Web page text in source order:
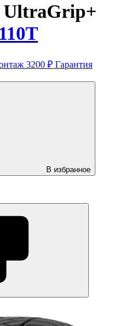
110T
3200 ₽ Гарантия
В избранное